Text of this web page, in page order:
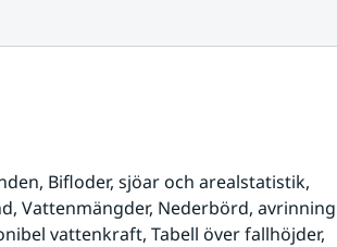
Bifloder, sjöar och arealstatistik,
Vattenmängder, Nederbörd,
vattenkraft, Tabell över fallhöjder,